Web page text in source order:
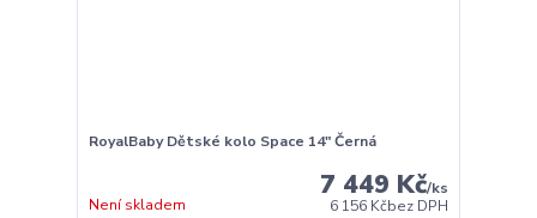
RoyalBaby Dětské kolo Space 14" Černá
7 449 Kč/ks
6 156 Kčbez DPH
Není skladem